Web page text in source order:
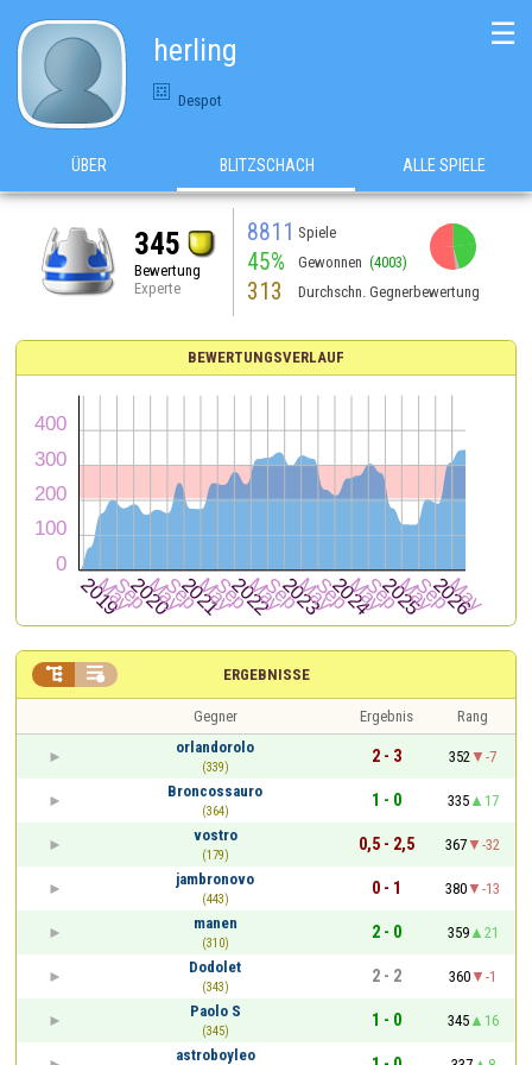
herling
Despot
☰
ÜBER BLITZSCHACH ALLE SPIELE
345
Bewertung
Experte
8811 Spiele
45% Gewonnen (4003)
313 Durchschn. Gegnerbewertung
BEWERTUNGSVERLAUF
ERGEBNISSE
 
Gegner Ergebnis
Rang
orlandorolo
(339)
2 - 3 352
-7
Broncossauro
(364)
1 - 0 335
17
vostro
(179)
0,5 - 2,5 367
-32
jambronovo
(443)
0 - 1 380
-13
manen
(310)
2 - 0 359
21
Dodolet
(343)
2 - 2 360
-1
Paolo S
(345)
1 - 0 345
16
astroboyleo